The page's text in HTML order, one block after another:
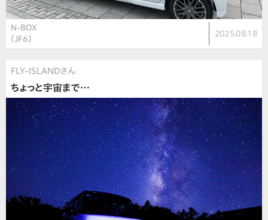
N-BOX
（JF6）
2025.08.18
FLY-ISLANDさん
ちょっと宇宙まで…